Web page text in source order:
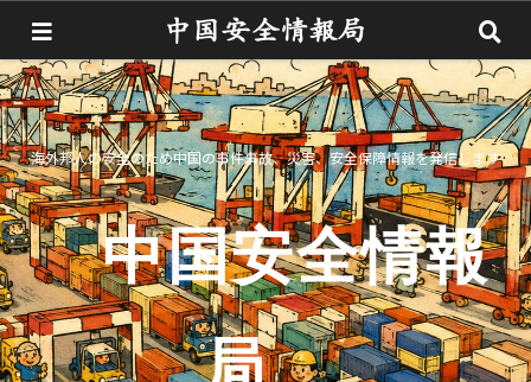
海外邦人の安全のため中国の事件事故、災害、安全保障情報を発信します
中国安全情報
局